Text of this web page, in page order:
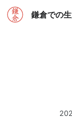
鎌倉での